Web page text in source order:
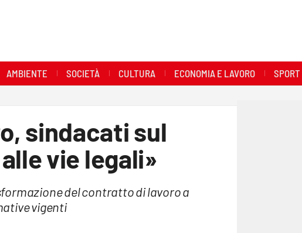
AMBIENTE SOCIETÀ CULTURA ECONOMIA E LAVORO SPORT
sindacati sul
vie legali»
del contratto di lavoro a
vigenti